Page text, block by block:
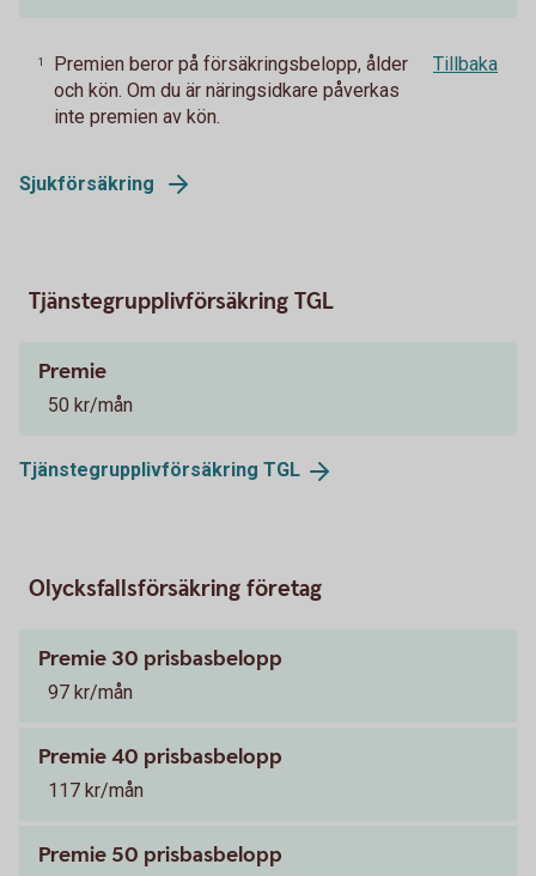
1
Premien beror på försäkringsbelopp, ålder
och kön. Om du är näringsidkare påverkas
inte premien av kön.
Tillbaka
Sjukförsäkring
Tjänstegrupplivförsäkring TGL
Premie
50 kr/mån
Tjänstegrupplivförsäkring TGL
Olycksfallsförsäkring företag
Premie 30 prisbasbelopp
97 kr/mån
Premie 40 prisbasbelopp
117 kr/mån
Premie 50 prisbasbelopp